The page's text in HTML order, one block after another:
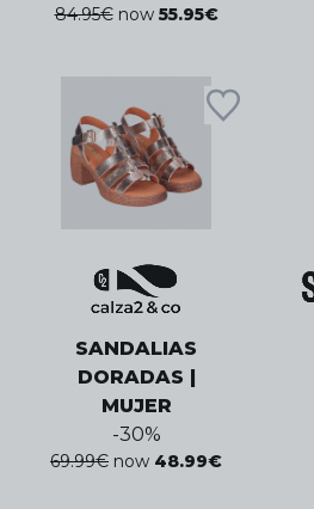
84.95€ now 55.95€
SANDALIAS
DORADAS |
MUJER
-30%
69.99€ now 48.99€